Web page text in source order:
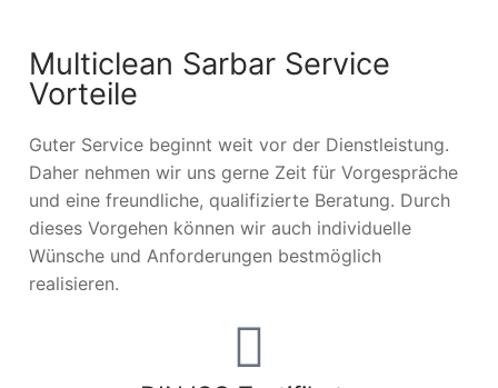
Multiclean Sarbar Service
Vorteile
Guter Service beginnt weit vor der Dienstleistung.
Daher nehmen wir uns gerne Zeit für Vorgespräche
und eine freundliche, qualifizierte Beratung. Durch
dieses Vorgehen können wir auch individuelle
Wünsche und Anforderungen bestmöglich
realisieren.